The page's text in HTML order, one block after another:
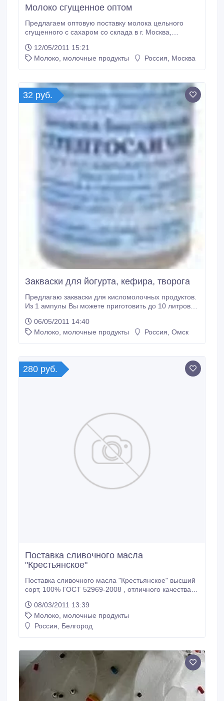
Молоко сгущенное оптом
Предлагаем оптовую поставку молока цельного
сгущенного с сахаром со склада в г. Москва,
цене 27, 50руб. с НДС. Производство молока
Глубокский МКК. Товар готов к отгрузке. Возможна
12/05/2011 15:21
Молоко, молочные продукты
Россия, Москва
32 руб.
Закваски для йогурта, кефира, творога
Предлагаю закваски для кисломолочных продуктов.
Из 1 ампулы Вы можете приготовить до 10 литров
(прикорм). Срок годности – 1 год. ЦЕНА –32 РУБЛЯ
/за 1 ампулу. (пр-во Киевского института молока и
стрептосан).
06/05/2011 14:40
Молоко, молочные продукты
Россия, Омск
280 руб.
Поставка сливочного масла
"Крестьянское"
Поставка сливочного масла "Крестьянское" высший
сорт, 100% ГОСТ 52969-2008 , отличного качества,
на прямую с завода Краснодарского края по цене
280 руб/кг..
08/03/2011 13:39
Молоко, молочные продукты
Россия, Белгород